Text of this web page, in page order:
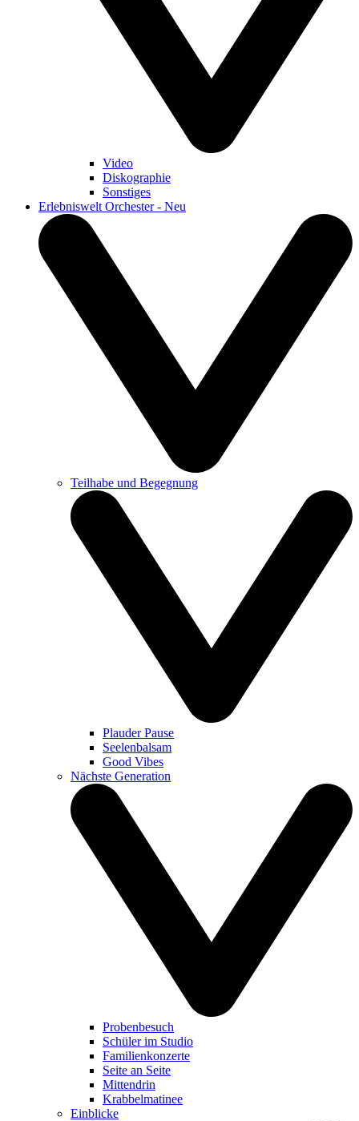
Video
Diskographie
Sonstiges
Erlebniswelt Orchester - Neu
Teilhabe und Begegnung
Plauder Pause
Seelenbalsam
Good Vibes
Nächste Generation
Probenbesuch
Schüler im Studio
Familienkonzerte
Seite an Seite
Mittendrin
Krabbelmatinee
Einblicke